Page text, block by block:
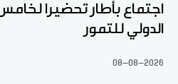
اجتماع بأطار تحضيرا
الدولي للتمور
08-08-2026